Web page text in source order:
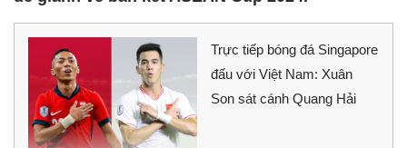
Trực tiếp bóng đá Singapore
đấu với Việt Nam: Xuân
Son sát cánh Quang Hải